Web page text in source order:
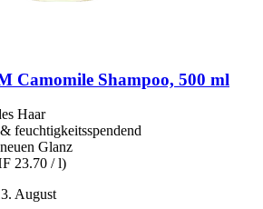
Camomile Shampoo, 500 ml
Haar
feuchtigkeitsspendend
Glanz
23.70 / l)
August